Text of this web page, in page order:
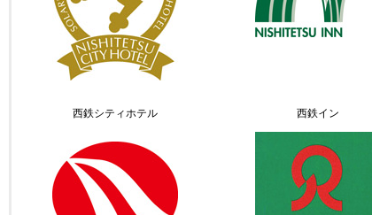
西鉄シティホテル 西鉄イン